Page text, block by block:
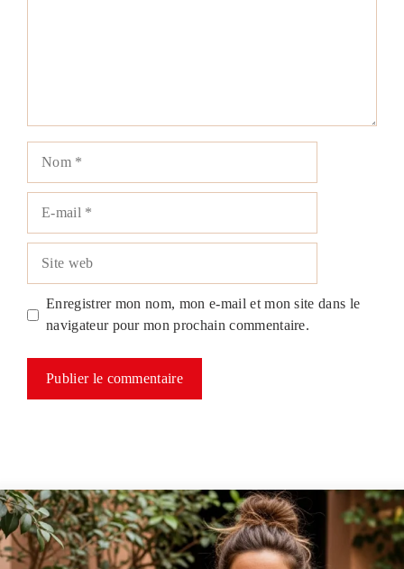
Enregistrer mon nom, mon e-mail et mon site dans le
navigateur pour mon prochain commentaire.